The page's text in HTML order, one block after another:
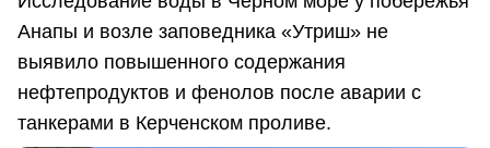
Анапы и возле заповедника «Утриш» не
выявило повышенного содержания
нефтепродуктов и фенолов после аварии с
танкерами в Керченском проливе.